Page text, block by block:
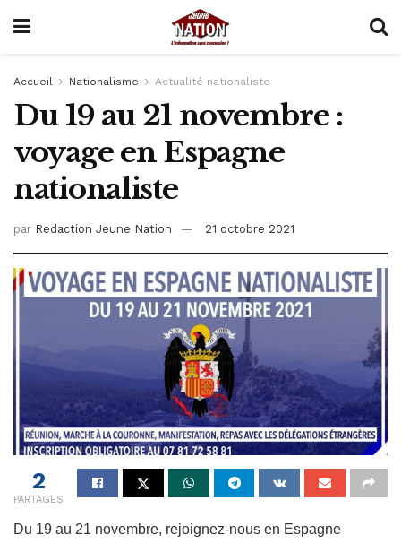
Accueil Nationalisme Actualité nationaliste
Du 19 au 21 novembre :
voyage en Espagne
nationaliste
par Redaction Jeune Nation 21 octobre 2021
2
PARTAGES
Du 19 au 21 novembre, rejoignez-nous en Espagne